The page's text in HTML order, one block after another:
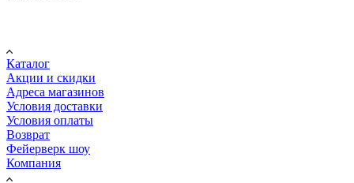
Каталог
Акции и скидки
Адреса магазинов
Условия доставки
Условия оплаты
Возврат
Фейерверк шоу
Компания